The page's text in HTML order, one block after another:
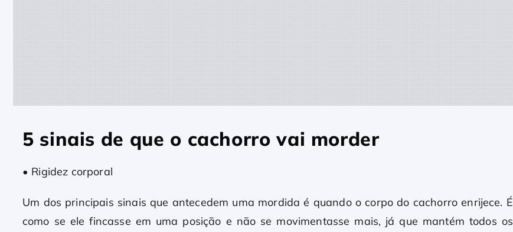
5 sinais de que o cachorro vai morder
• Rigidez corporal
Um dos principais sinais que antecedem uma mordida é quando o corpo do cachorro enrijece. É
como se ele fincasse em uma posição e não se movimentasse mais, já que mantém todos os